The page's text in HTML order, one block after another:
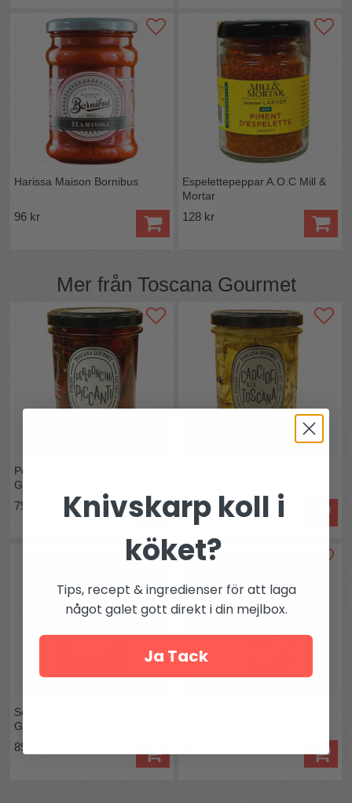
Harissa Maison Bornibus
96 kr
Espelettepeppar A.O.C Mill &
Mortar
128 kr
Mer från Toscana Gourmet
Peperoncino piccante Toscana
Gourmet
79 kr 89 kr
Soltorkade tomater Toscana
Gourmet
89 kr
Knivskarp koll i
köket?
Tips, recept & ingredienser för att laga
något galet gott direkt i din mejlbox.
Ja Tack